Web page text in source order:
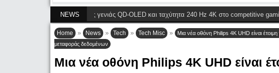
NEWS
την ευκρίνεια της 4ης γενιάς QD-OLED και ταχύτητα 240 Hz 4K στο competitive gaming (28
Home » News » Tech » Tech Misc »
Μια νέα οθόνη Philips 4K UHD είναι
μεταφοράς δεδομένων
Μια νέα οθόνη Philips 4K UHD είναι